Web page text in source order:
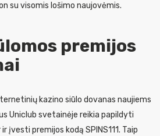
su visomis lošimo naujovėmis.
premijos
kazino siūlo dovanas naujiems
Uniclub svetainėje reikia papildyti
įvesti premijos kodą SPINS111. Taip